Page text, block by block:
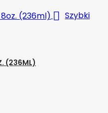
 Szybki
(236ML)